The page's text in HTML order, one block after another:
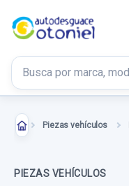
Buscar productos
Piezas vehículos
PIEZAS VEHÍCULOS